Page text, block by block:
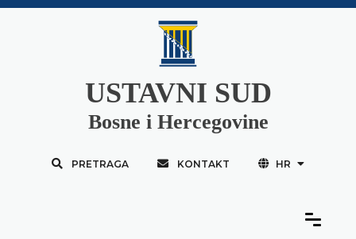
USTAVNI SUD
Bosne i Hercegovine
PRETRAGA KONTAKT HR